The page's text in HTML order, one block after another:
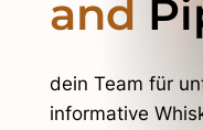
and
dein Team für
informative